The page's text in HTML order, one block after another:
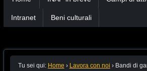
Intranet Beni culturali
Tu sei qui: Home › Lavora con noi › Bandi di